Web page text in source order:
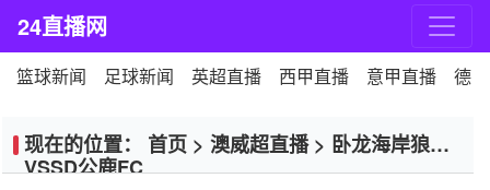
24直播网
篮球新闻 足球新闻 英超直播 西甲直播 意甲直播 德
现在的位置： 首页 > 澳威超直播> 卧龙海岸狼队
VSSD公鹿FC